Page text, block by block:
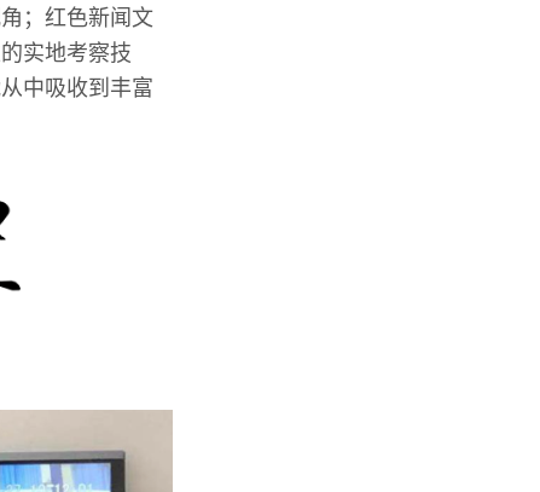
；红色新闻文
实地考察技
中吸收到丰富